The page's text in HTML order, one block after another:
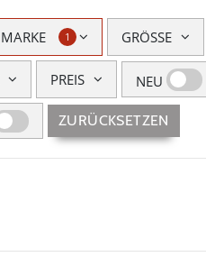
MARKE 1 GRÖSSE
PREIS NEU
ZURÜCKSETZEN